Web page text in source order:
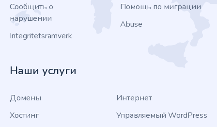
Сообщить о
нарушении
Integritetsramverk
Помощь по миграции
Abuse
Наши услуги
Домены
Хостинг
Интернет
Управляемый WordPress